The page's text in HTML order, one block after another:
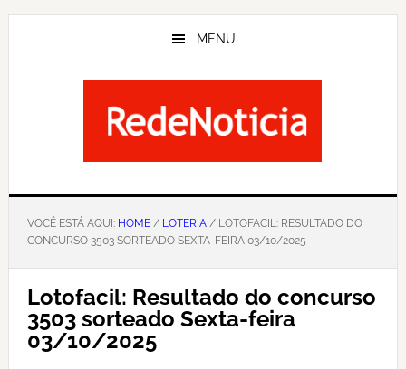
Skip
MENU
VOCÊ ESTÁ AQUI: HOME/ LOTERIA/ LOTOFACIL: RESULTADO DO
CONCURSO 3503 SORTEADO SEXTA-FEIRA 03/10/2025
Lotofacil: Resultado do concurso
3503 sorteado Sexta-feira
03/10/2025